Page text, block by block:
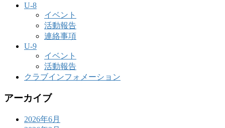
U-8
イベント
活動報告
連絡事項
U-9
イベント
活動報告
クラブインフォメーション
アーカイブ
2026年6月